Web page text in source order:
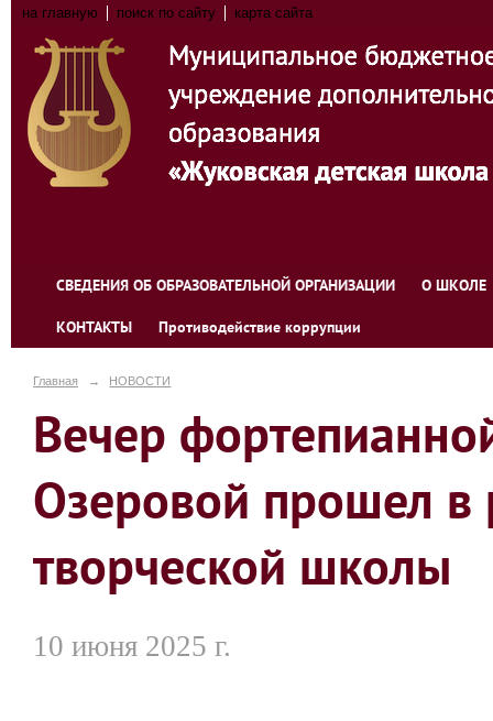
на главную поиск по сайту карта сайта
СВЕДЕНИЯ ОБ ОБРАЗОВАТЕЛЬНОЙ ОРГАНИЗАЦИИ О ШКОЛЕ
КОНТАКТЫ Противодействие коррупции
Главная → НОВОСТИ
Вечер
Озеровой прошел в
творческой школы
10 июня 2025 г.